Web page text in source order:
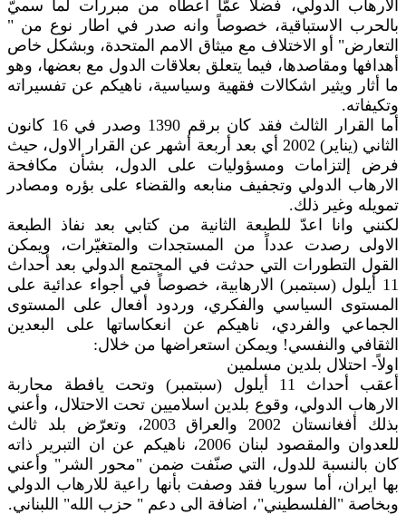
الارهاب الدولي، فضلاً عمّا اعطاه من مبررات لما سميّ
بالحرب الاستباقية، خصوصاً وانه صدر في اطار نوع من "
التعارض" أو الاختلاف مع ميثاق الامم المتحدة، وبشكل خاص
أهدافها ومقاصدها، فيما يتعلق بعلاقات الدول مع بعضها، وهو
ما أثار ويثير اشكالات فقهية وسياسية، ناهيكم عن تفسيراته
وتكيفاته.
أما القرار الثالث فقد كان برقم 1390 وصدر في 16 كانون
الثاني (يناير) 2002 أي بعد أربعة أشهر عن القرار الاول، حيث
فرض إلتزامات ومسؤوليات على الدول، بشأن مكافحة
الارهاب الدولي وتجفيف منابعه والقضاء على بؤره ومصادر
تمويله وغير ذلك.
لكنني وانا اعدّ للطبعة الثانية من كتابي بعد نفاذ الطبعة
الاولى رصدت عدداً من المستجدات والمتغيّرات، ويمكن
القول التطورات التي حدثت في المجتمع الدولي بعد أحداث
11 أيلول (سبتمبر) الارهابية، خصوصاً في أجواء عدائية على
المستوى السياسي والفكري، وردود أفعال على المستوى
الجماعي والفردي، ناهيكم عن انعكاساتها على البعدين
الثقافي والنفسي! ويمكن استعراضها من خلال:
اولاً- احتلال بلدين مسلمين
أعقب أحداث 11 أيلول (سبتمبر) وتحت يافطة محاربة
الارهاب الدولي، وقوع بلدين اسلاميين تحت الاحتلال، وأعني
بذلك أفغانستان 2002 والعراق 2003، وتعرّض بلد ثالث
للعدوان والمقصود لبنان 2006، ناهيكم عن ان التبرير ذاته
كان بالنسبة للدول، التي صنّفت ضمن "محور الشر" وأعني
بها ايران، أما سوريا فقد وصفت بأنها راعية للارهاب الدولي
وبخاصة "الفلسطيني"، اضافة الى دعم " حزب الله" اللبناني.